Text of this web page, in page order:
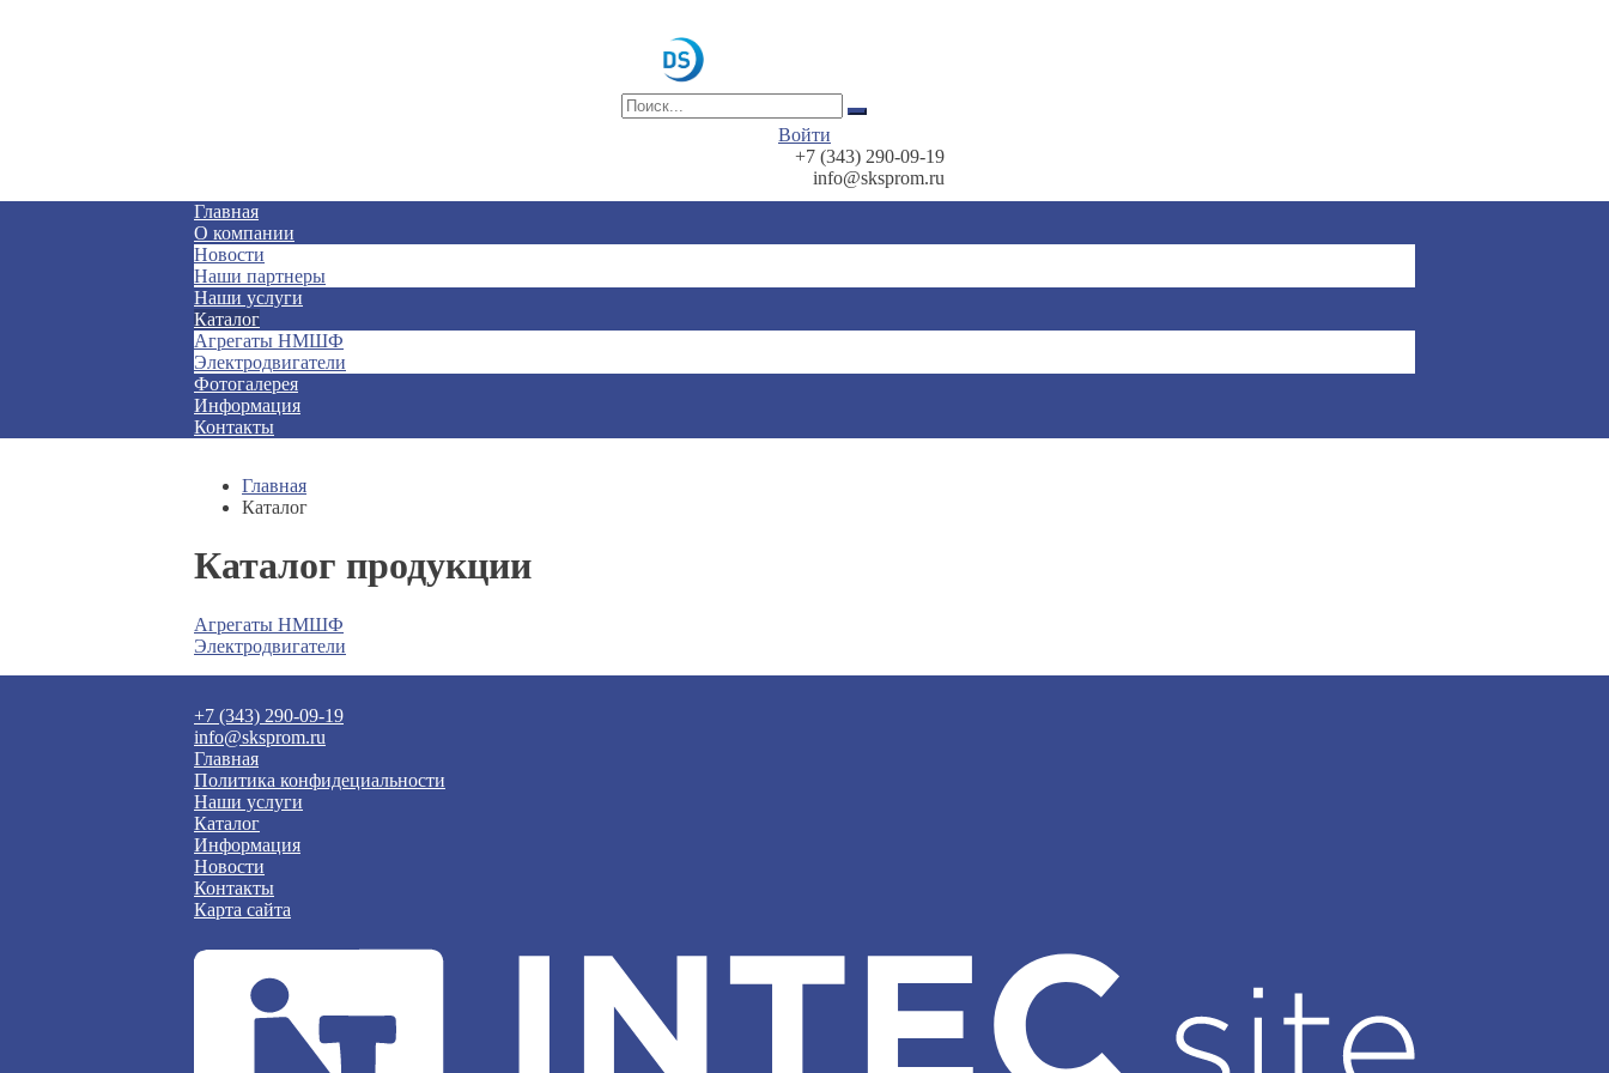
Войти
+7 (343) 290-09-19
info@sksprom.ru
Главная
О компании
Новости
Наши партнеры
Наши услуги
Каталог
Агрегаты НМШФ
Электродвигатели
Фотогалерея
Информация
Контакты
Главная
Каталог
Каталог продукции
Агрегаты НМШФ
Электродвигатели
+7 (343) 290-09-19
info@sksprom.ru
Главная
Политика конфидециальности
Наши услуги
Каталог
Информация
Новости
Контакты
Карта сайта